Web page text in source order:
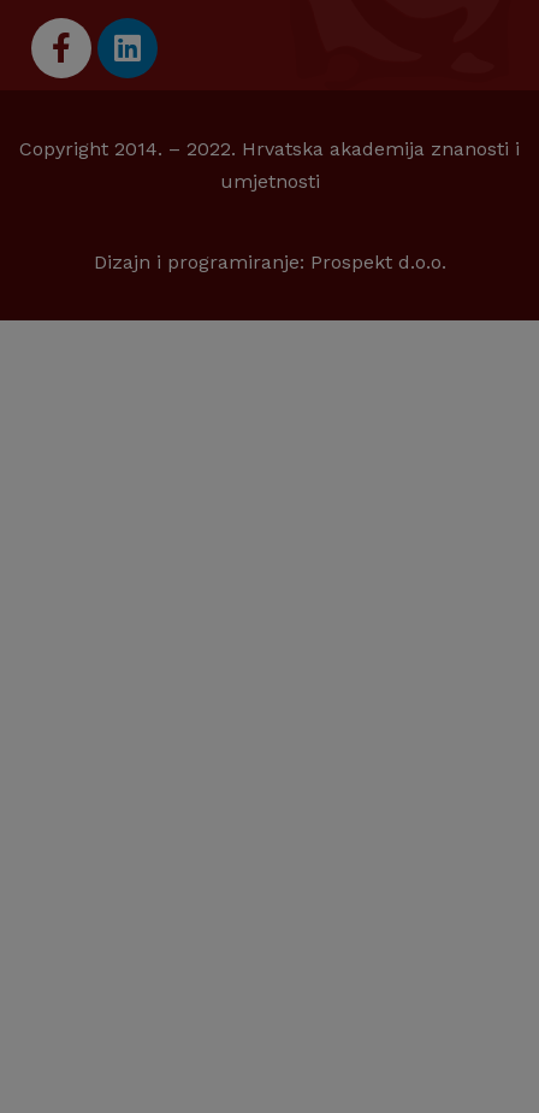
Copyright 2014. – 2022. Hrvatska akademija znanosti i
umjetnosti
Dizajn i programiranje: Prospekt d.o.o.